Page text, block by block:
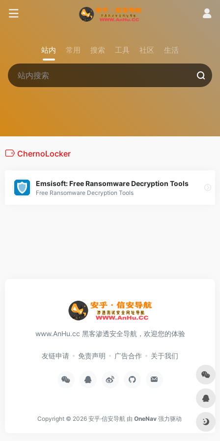
站内 常用 搜索 工具 社区 生活
ChernoLocker
Emsisoft: Free Ransomware Decryption Tools
Free Ransomware Decryption Tools
www.AnHu.cc 黑客渗透安全导航，欢迎您的体验
友链申请 免责声明 广告合作 关于我们
Copyright © 2026 安乎·信安导航由 OneNav 强力驱动